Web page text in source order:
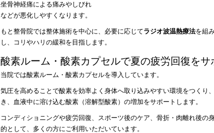
坐骨神経痛による痛みやしびれ
などが悪化しやすくなります。
もと整骨院では整体施術を中心に、必要に応じてラジオ波温熱療法を組
し、コリやハリの緩和を目指します。
酸素ルーム・酸素カプセルで夏の疲労回復をサ
当院では酸素ルーム・酸素カプセルを導入しています。
気圧を高めることで酸素を効率よく身体へ取り込みやすい環境をつくり
き、血液中に溶け込む酸素（溶解型酸素）の増加をサポートします。
コンディショニングや疲労回復、スポーツ後のケア、骨折・肉離れ後の
的として、多くの方にご利用いただいています。